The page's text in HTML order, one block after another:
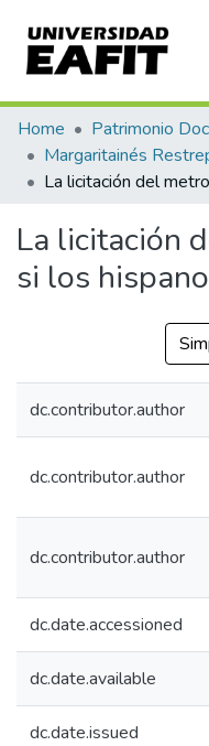
Communities &
All of DSpace
Home Patrimonio
La licitación
si los
dc.contributor.author
dc.contributor.author
dc.contributor.author
dc.date.accessioned
dc.date.available
dc.date.issued